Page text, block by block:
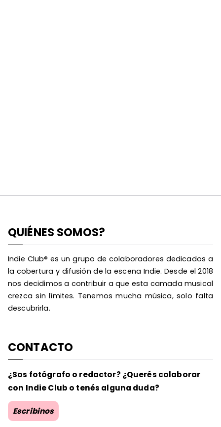
QUIÉNES SOMOS?
Indie Club® es un grupo de colaboradores dedicados a
la cobertura y difusión de la escena Indie. Desde el 2018
nos decidimos a contribuir a que esta camada musical
crezca sin límites. Tenemos mucha música, solo falta
descubrirla.
CONTACTO
¿Sos fotógrafo o redactor? ¿Querés colaborar
con Indie Club o tenés alguna duda?
Escribinos